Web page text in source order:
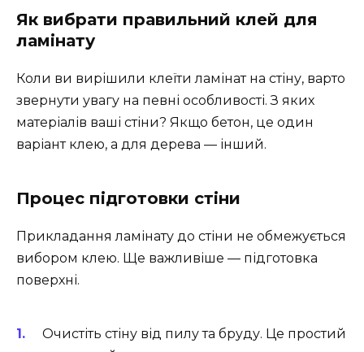
Як вибрати правильний клей для
ламінату
Коли ви вирішили клеїти ламінат на стіну, варто
звернути увагу на певні особливості. З яких
матеріалів ваші стіни? Якщо бетон, це один
варіант клею, а для дерева — інший.
Процес підготовки стіни
Прикладання ламінату до стіни не обмежується
вибором клею. Ще важливіше — підготовка
поверхні.
Очистіть стіну від пилу та бруду. Це простий